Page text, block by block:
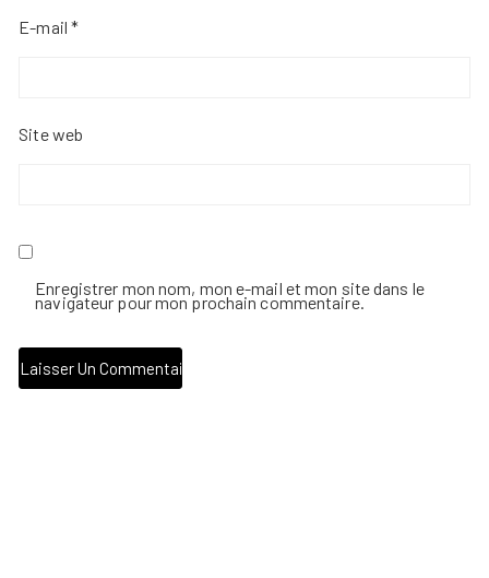
E-mail*
Site web
Enregistrer mon nom, mon e-mail et mon site dans le
navigateur pour mon prochain commentaire.